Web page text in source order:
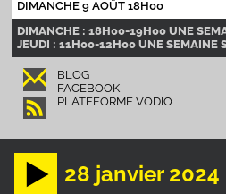
DIMANCHE 9 AOÛT 18H00
DIMANCHE : 18H00-19H00 UNE
JEUDI : 11H00-12H00 UNE SEMAINE
BLOG
FACEBOOK
PLATEFORME VODIO
28 janvier 2024